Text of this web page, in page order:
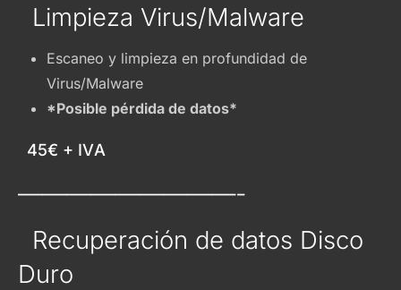
Limpieza Virus/Malware
Escaneo y limpieza en profundidad de
Virus/Malware
*Posible pérdida de datos*
45€ + IVA
—————————-
Recuperación de datos Disco
Duro